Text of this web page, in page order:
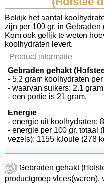
Koolhydraten tellen
Links
Bekijk het aantal
zijn per 100 gr. in
Kom ook gelijk te weten
koolhydraten levert.
Product informatie
Gebraden gehakt
- 5,2 gram koolhydraten per
- waarvan suikers: 2,1 gram.
- een portie is 21 gram.
Energie
- energie uit koolhydraten:
- energie per 100 gr. totaal
vezels): 1155 kJoule (278
Gebraden gehakt
productgroep vlees(waren),